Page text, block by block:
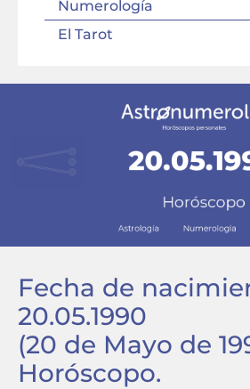
Numerología
El Tarot
Fecha de
20.05.1990
(20 de Mayo de
Horóscopo.